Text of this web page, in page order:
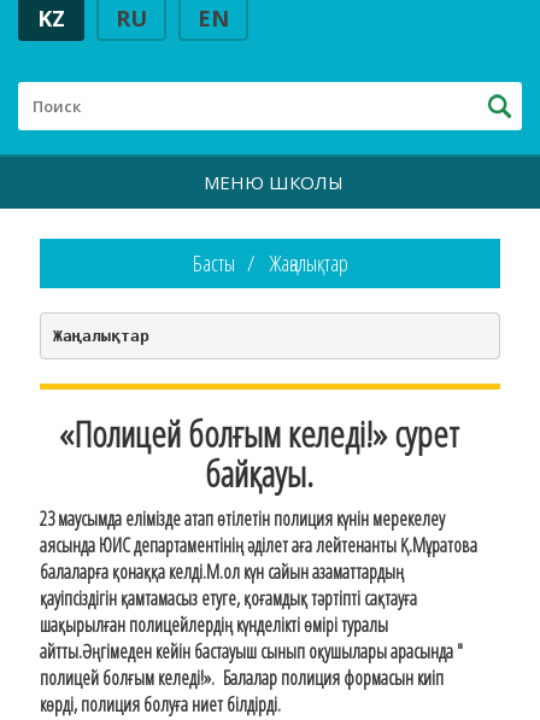
KZ RU EN
МЕНЮ ШКОЛЫ
Басты Жаңалықтар
Жаңалықтар
«Полицей болғым келеді!» сурет
байқауы.
23 маусымда елімізде атап өтілетін полиция күнін мерекелеу
аясында ЮИС департаментінің әділет аға лейтенанты Қ.Мұратова
балаларға қонаққа келді.М.ол күн сайын азаматтардың
қауіпсіздігін қамтамасыз етуге, қоғамдық тәртіпті сақтауға
шақырылған полицейлердің күнделікті өмірі туралы
айтты.Әңгімеден кейін бастауыш сынып оқушылары арасында "
полицей болғым келеді!». Балалар полиция формасын киіп
көрді, полиция болуға ниет білдірді.